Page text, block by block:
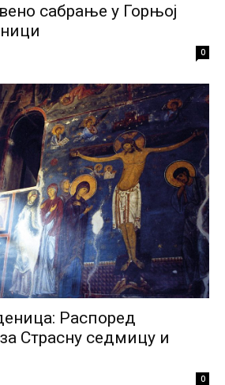
сабрање у Горњој
0
Распоред
Страсну седмицу и
0